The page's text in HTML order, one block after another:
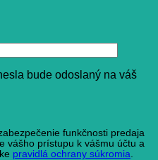
bude odoslaný na váš
funkčnosti predaja
vášho prístupu k vášmu účtu a
pravidlá ochrany súkromia